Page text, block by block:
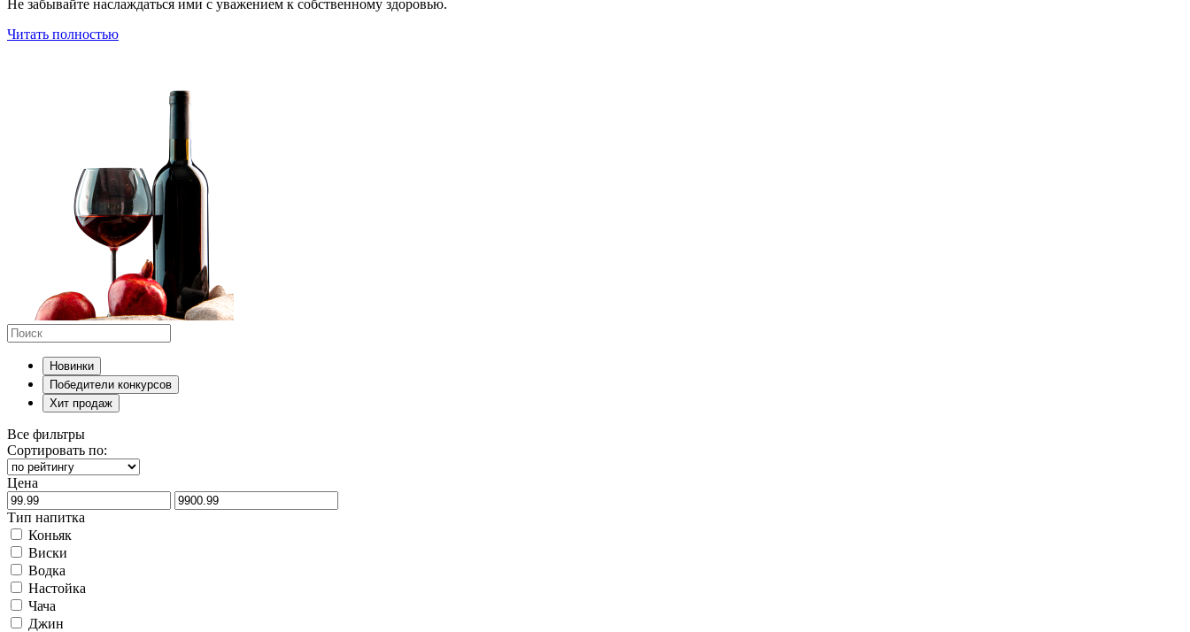
Не забывайте наслаждаться ими с уважением к собственному здоровью.
Читать полностью
Новинки
Победители конкурсов
Хит продаж
Все фильтры
Сортировать по:
Цена
Тип напитка
Коньяк
Виски
Водка
Настойка
Чача
Джин